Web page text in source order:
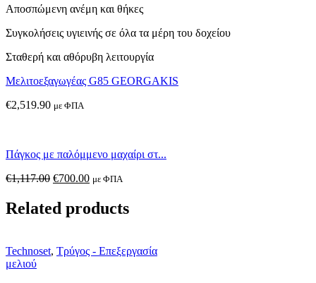
Αποσπώμενη ανέμη και θήκες
Συγκολήσεις υγιεινής σε όλα τα μέρη του δοχείου
Σταθερή και αθόρυβη λειτουργία
Μελιτοεξαγωγέας G85 GEORGAKIS
€2,519.90 με ΦΠΑ
Πάγκος με παλόμμενο μαχαίρι στ...
€1,117.00 €700.00 με ΦΠΑ
Related products
Technoset, Τρύγος - Επεξεργασία
μελιού